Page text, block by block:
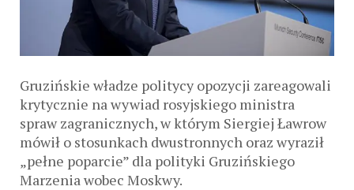
Gruzińskie władze politycy opozycji zareagowali
krytycznie na wywiad rosyjskiego ministra
spraw zagranicznych, w którym Siergiej Ławrow
mówił o stosunkach dwustronnych oraz wyraził
„pełne poparcie” dla polityki Gruzińskiego
Marzenia wobec Moskwy.